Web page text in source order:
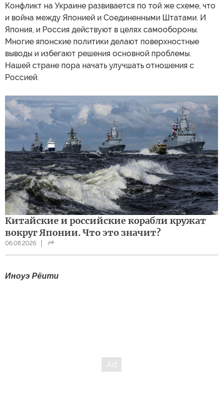
Конфликт на Украине развивается по той же схеме, что
и война между Японией и Соединенными Штатами. И
Япония, и Россия действуют в целях самообороны.
Многие японские политики делают поверхностные
выводы и избегают решения основной проблемы.
Нашей стране пора начать улучшать отношения с
Россией.
Китайские и российские корабли кружат
вокруг Японии. Что это значит?
06.08.2026
Иноуэ Рёити